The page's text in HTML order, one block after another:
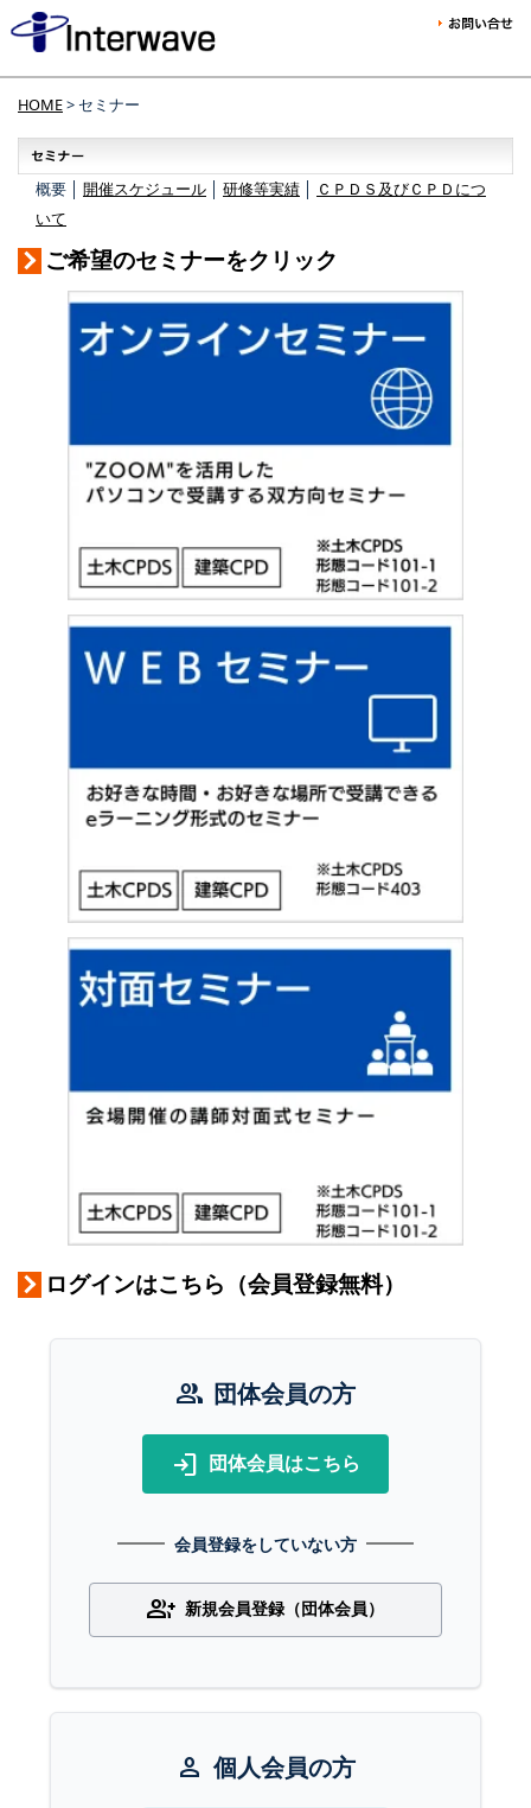
HOME> セミナー
概要 │ 開催スケジュール 研修等実績
ＣＰＤＳ及びＣＰＤにつ
いて
ご希望のセミナーをクリック
ログインはこちら（会員登録無料）
group 団体会員の方
login 団体会員はこちら
会員登録をしていない方
group_add 新規会員登録（団体会員）
person 個人会員の方